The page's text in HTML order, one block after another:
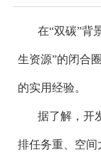
在“双碳”背
生资源”的闭合
的实用经验。
据了解，开
排任务重、空间